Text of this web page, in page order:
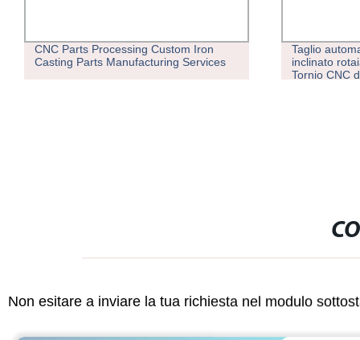
Taglio automatico del metallo a letto
inclinato rotaia lineare alta velocità alta
CNC
Composite
Alloy Small
Non esitare a inviare la tua richiesta nel modulo